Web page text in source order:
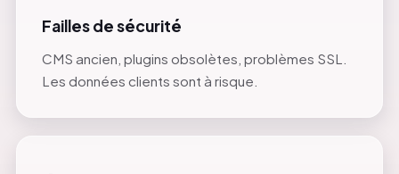
Failles de sécurité
CMS ancien, plugins obsolètes, problèmes SSL.
Les données clients sont à risque.